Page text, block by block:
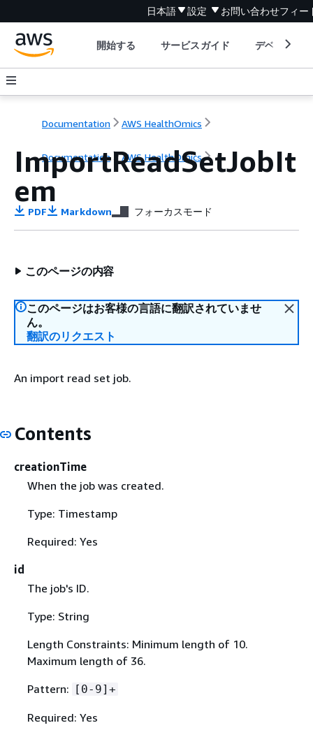
日本語 設定 お問い合わせフィー
開始する サービスガイド デベロッパ
Documentation AWS HealthOmics
Documentation AWS HealthOmics
ImportReadSetJobIt
em
PDF Markdown フォーカスモード
このページの内容
このページはお客様の言語に翻訳されていませ
ん。
翻訳のリクエスト
An import read set job.
Contents
creationTime
When the job was created.
Type: Timestamp
Required: Yes
id
The job's ID.
Type: String
Length Constraints: Minimum length of 10.
Maximum length of 36.
Pattern: [0-9]+
Required: Yes